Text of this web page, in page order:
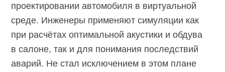
проектировании автомобиля в виртуальной
среде. Инженеры применяют симуляции как
при расчётах оптимальной акустики и обдува
в салоне, так и для понимания последствий
аварий. Не стал исключением в этом плане